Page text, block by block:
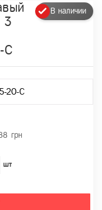
В наличии
3
C
20-C
грн
шт